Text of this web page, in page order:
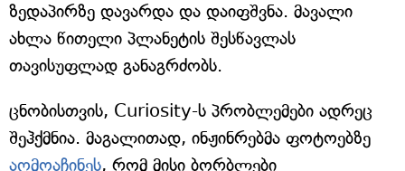
ზედაპირზე დავარდა და დაიფშვნა. მავალი
ახლა წითელი პლანეტის შესწავლას
თავისუფლად განაგრძობს.
ცნობისთვის, Curiosity-ს პრობლემები ადრეც
შეჰქმნია. მაგალითად, ინჟინრებმა ფოტოებზე
აღმოაჩინეს, რომ მისი ბორბლები